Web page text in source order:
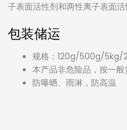
子表面活性剂和两性离子表面活
包装储运
规格：120g/500g/5kg/
本产品非危险品，按一
防曝晒、雨淋，防高温